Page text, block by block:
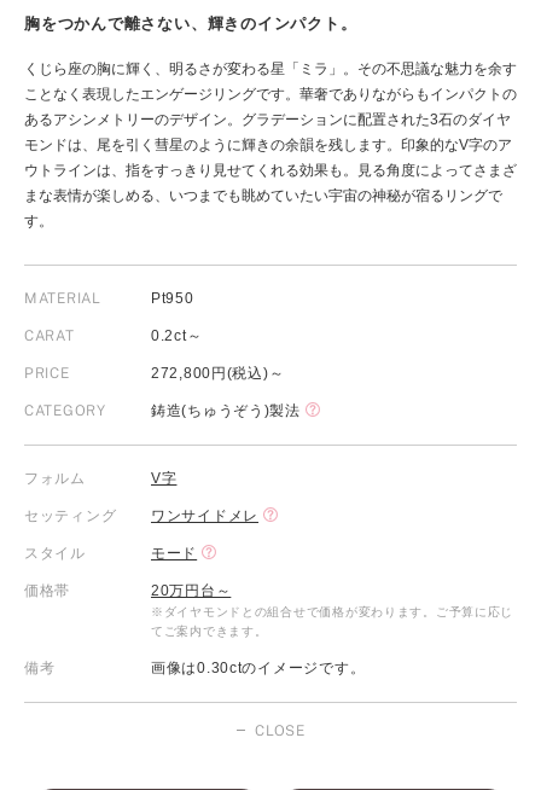
胸をつかんで離さない、輝きのインパクト。
くじら座の胸に輝く、明るさが変わる星「ミラ」。その不思議な魅力を余す
ことなく表現したエンゲージリングです。華奢でありながらもインパクトの
あるアシンメトリーのデザイン。グラデーションに配置された3石のダイヤ
モンドは、尾を引く彗星のように輝きの余韻を残します。印象的なV字のア
ウトラインは、指をすっきり見せてくれる効果も。見る角度によってさまざ
まな表情が楽しめる、いつまでも眺めていたい宇宙の神秘が宿るリングで
す。
MATERIAL Pt950
CARAT 0.2ct～
PRICE 272,800円(税込)～
CATEGORY 鋳造(ちゅうぞう)製法
フォルム V字
セッティング ワンサイドメレ
スタイル モード
価格帯 20万円台～
※ダイヤモンドとの組合せで価格が変わります。ご予算に応じ
てご案内できます。
備考 画像は0.30ctのイメージです。
CLOSE